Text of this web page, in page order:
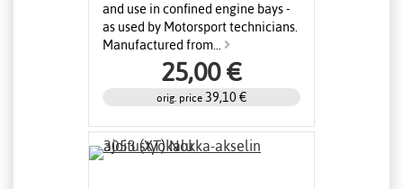
and use in confined engine bays -
as used by Motorsport technicians.
Manufactured from...
25,00 €
orig. price 39,10 €